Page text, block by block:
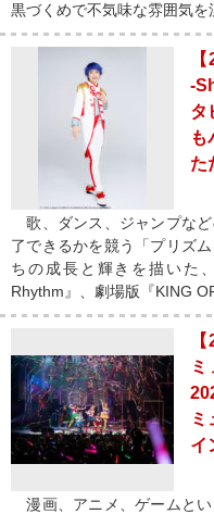
黒づくめで不気味な雰囲気
タ
た
歌、ダンス、ジャンプな
了できるかを競う「プリズ
ちの成長と輝きを描いた
Rhythm』、劇場版『KING
イ
漫画、アニメ、ゲームと